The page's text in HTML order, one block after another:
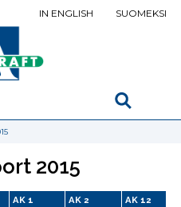
IN ENGLISH SUOMEKSI
2015
AK 1 AK 2
AK 12